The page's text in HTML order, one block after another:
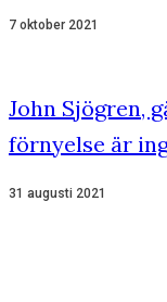
7 oktober 2021
John Sjögren,
förnyelse är
31 augusti 2021